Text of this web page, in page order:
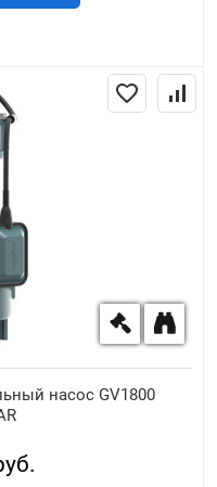
насос GV1800